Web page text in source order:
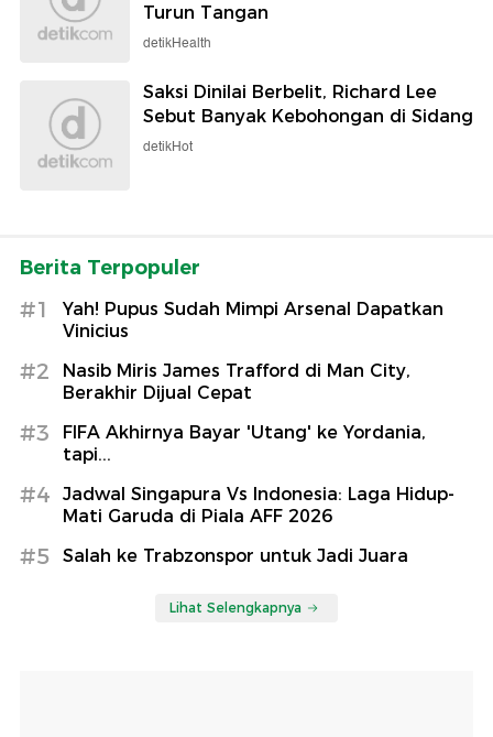
Turun Tangan
detikHealth
Saksi Dinilai Berbelit, Richard Lee
Sebut Banyak Kebohongan di Sidang
detikHot
Berita Terpopuler
#1
Yah! Pupus Sudah Mimpi Arsenal Dapatkan
Vinicius
#2
Nasib Miris James Trafford di Man City,
Berakhir Dijual Cepat
#3
FIFA Akhirnya Bayar 'Utang' ke Yordania,
tapi...
#4
Jadwal Singapura Vs Indonesia: Laga Hidup-
Mati Garuda di Piala AFF 2026
#5 Salah ke Trabzonspor untuk Jadi Juara
Lihat Selengkapnya